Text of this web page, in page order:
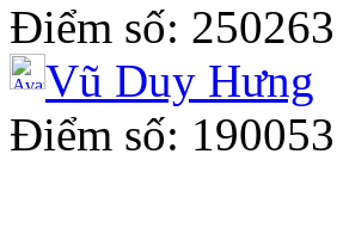
Điểm số: 250263
Vũ Duy Hưng
Điểm số: 190053